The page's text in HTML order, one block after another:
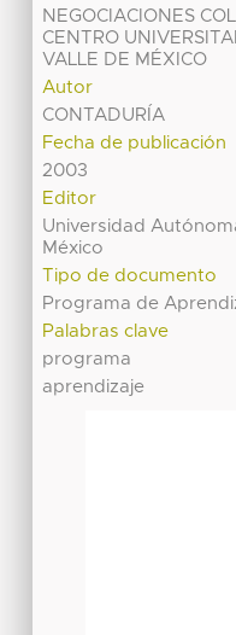
NEGOCIACIONES
CENTRO
VALLE DE MÉXICO
Autor
CONTADURÍA
Fecha de publicación
2003
Editor
Universidad
México
Tipo de documento
Programa de
Palabras clave
programa
aprendizaje